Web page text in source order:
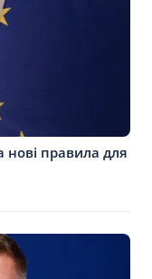
нові правила для